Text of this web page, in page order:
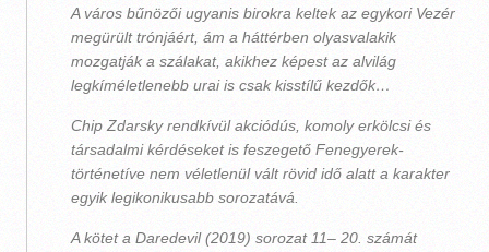
A város bűnözői ugyanis birokra keltek az egykori Vezér
megürült trónjáért, ám a háttérben olyasvalakik
mozgatják a szálakat, akikhez képest az alvilág
legkíméletlenebb urai is csak kisstílű kezdők…
Chip Zdarsky rendkívül akciódús, komoly erkölcsi és
társadalmi kérdéseket is feszegető Fenegyerek-
történetíve nem véletlenül vált rövid idő alatt a karakter
egyik legikonikusabb sorozatává.
A kötet a Daredevil (2019) sorozat 11– 20. számát